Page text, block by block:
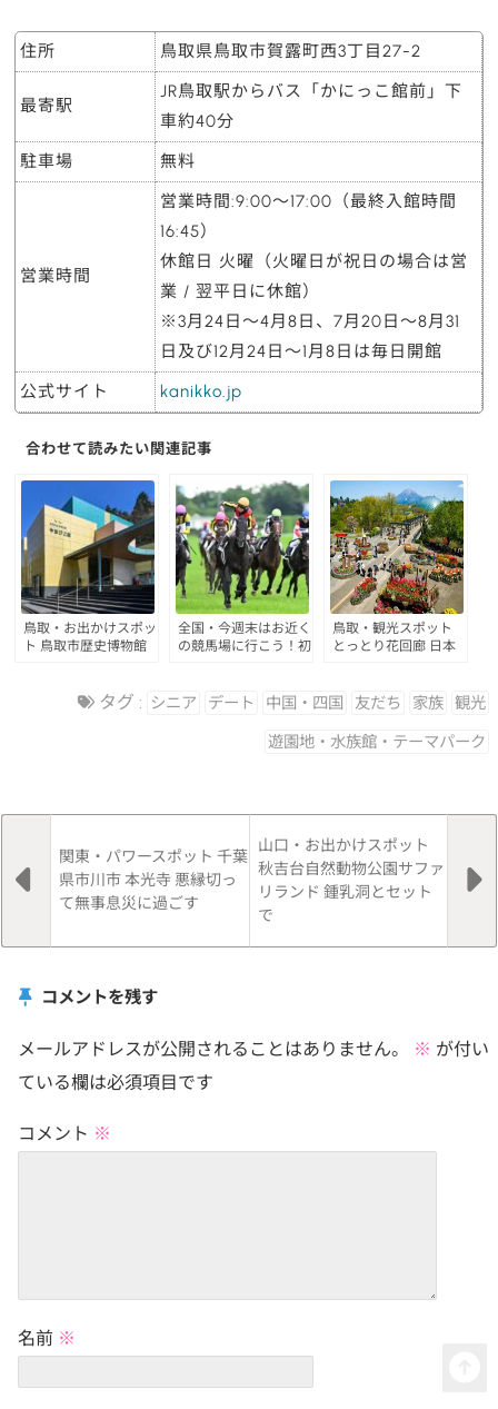
住所 鳥取県鳥取市賀露町西3丁目27-2
最寄駅
JR鳥取駅からバス「かにっこ館前」下
車約40分
駐車場
無料
営業時間
営業時間:9:00～17:00（最終入館時間
16:45）
休館日 火曜（火曜日が祝日の場合は営
業 / 翌平日に休館）
※3月24日～4月8日、7月20日～8月31
日及び12月24日～1月8日は毎日開館
公式サイト
kanikko.jp
合わせて読みたい関連記事
鳥取・お出かけスポッ
ト 鳥取市歴史博物館
全国・今週末はお近く
の競馬場に行こう！初
鳥取・観光スポット
とっとり花回廊 日本
タグ : シニア デート 中国・四国 友だち 家族 観光
遊園地・水族館・テーマパーク
関東・パワースポット 千葉
県市川市 本光寺 悪縁切っ
て無事息災に過ごす
山口・お出かけスポット
秋吉台自然動物公園サファ
リランド 鍾乳洞とセット
で
コメントを残す
メールアドレスが公開されることはありません。 ※ が付い
ている欄は必須項目です
コメント ※
名前 ※